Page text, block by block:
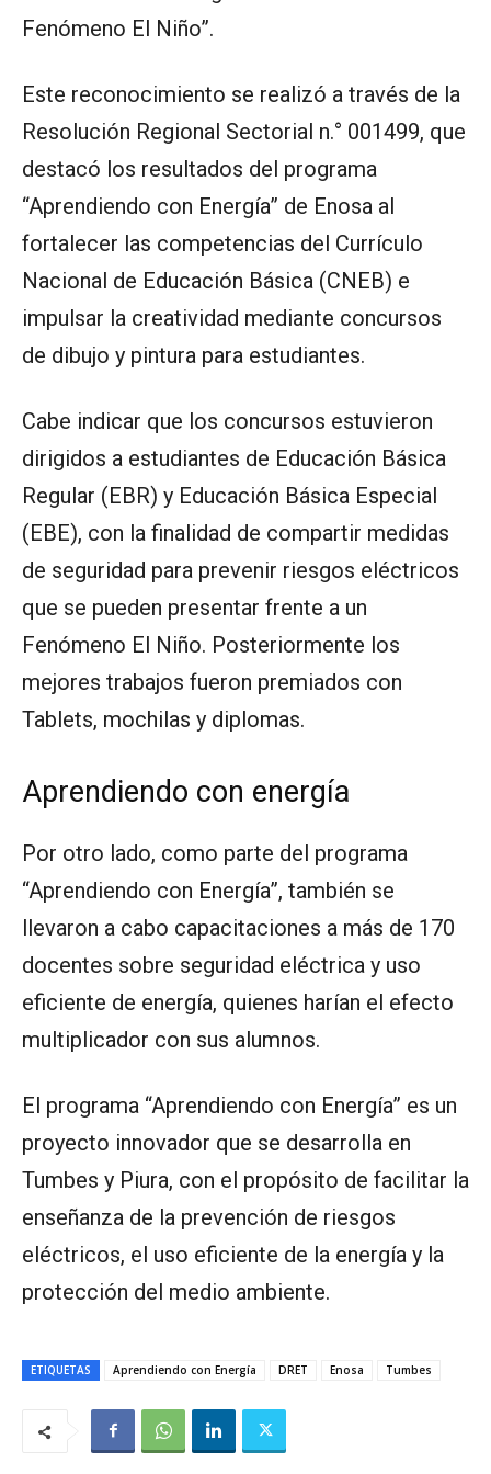
Fenómeno El Niño”.
Este reconocimiento se realizó a través de la
Resolución Regional Sectorial n.° 001499, que
destacó los resultados del programa
“Aprendiendo con Energía” de Enosa al
fortalecer las competencias del Currículo
Nacional de Educación Básica (CNEB) e
impulsar la creatividad mediante concursos
de dibujo y pintura para estudiantes.
Cabe indicar que los concursos estuvieron
dirigidos a estudiantes de Educación Básica
Regular (EBR) y Educación Básica Especial
(EBE), con la finalidad de compartir medidas
de seguridad para prevenir riesgos eléctricos
que se pueden presentar frente a un
Fenómeno El Niño. Posteriormente los
mejores trabajos fueron premiados con
Tablets, mochilas y diplomas.
Aprendiendo con energía
Por otro lado, como parte del programa
“Aprendiendo con Energía”, también se
llevaron a cabo capacitaciones a más de 170
docentes sobre seguridad eléctrica y uso
eficiente de energía, quienes harían el efecto
multiplicador con sus alumnos.
El programa “Aprendiendo con Energía” es un
proyecto innovador que se desarrolla en
Tumbes y Piura, con el propósito de facilitar la
enseñanza de la prevención de riesgos
eléctricos, el uso eficiente de la energía y la
protección del medio ambiente.
ETIQUETAS Aprendiendo con Energía DRET Enosa Tumbes